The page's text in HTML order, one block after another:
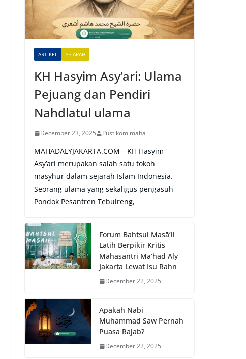
ARTIKEL SEJARAH
KH Hasyim Asy’ari: Ulama
Pejuang dan Pendiri
Nahdlatul ulama
December 23, 2025 Pustikom maha
MAHADALYJAKARTA.COM—KH Hasyim
Asy’ari merupakan salah satu tokoh
masyhur dalam sejarah Islam Indonesia.
Seorang ulama yang sekaligus pengasuh
Pondok Pesantren Tebuireng,
Forum Bahtsul Masā’il
Latih Berpikir Kritis
Mahasantri Ma’had Aly
Jakarta Lewat Isu Rahn
December 22, 2025
Apakah Nabi
Muhammad Saw Pernah
Puasa Rajab?
December 22, 2025